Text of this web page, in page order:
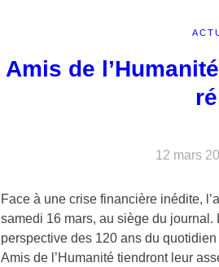
Amis de
12 mars
Face à une crise financière inédite,
samedi 16 mars, au siège du journal.
perspective des 120 ans du
Amis de l’Humanité tiendront leur